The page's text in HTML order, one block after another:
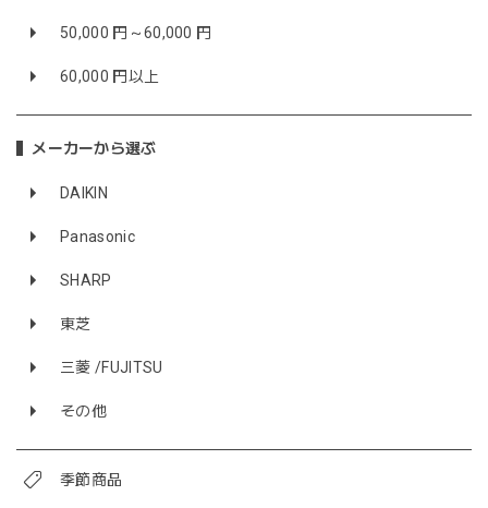
50,000 円～60,000 円
60,000 円以上
メーカーから選ぶ
DAIKIN
Panasonic
SHARP
東芝
三菱 /FUJITSU
その他
季節商品